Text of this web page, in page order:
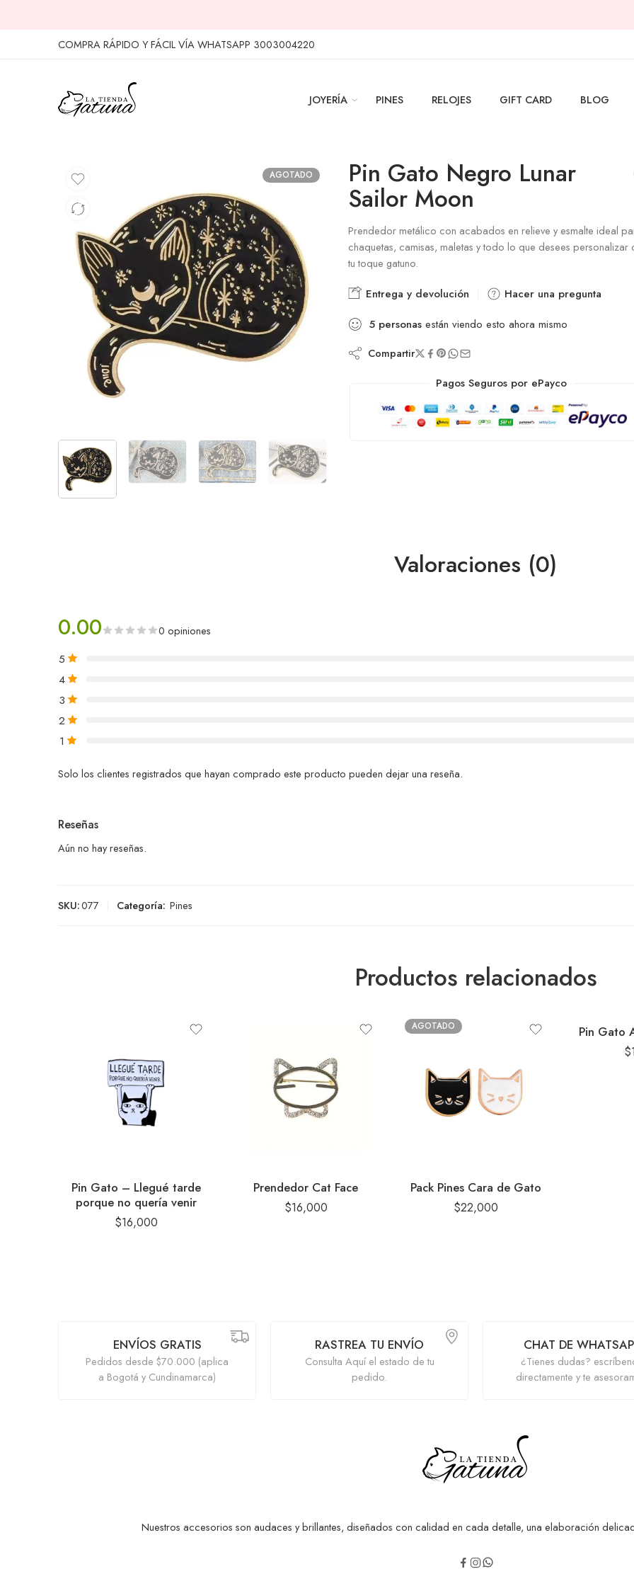
COMPRA RÁPIDO Y FÁCIL VÍA WHATSAPP 3003004220
JOYERÍA PINES RELOJES GIFT CARD BLOG
AGOTADO Pin Gato Negro Lunar
Sailor Moon
Prendedor metálico con acabados en relieve y esmalte ideal
chaquetas, camisas, maletas y todo lo que desees personalizar
tu toque gatuno.
Entrega y devolución
Hacer una pregunta
5 personas están viendo esto ahora mismo
Compartir
Pagos Seguros por ePayco
Valoraciones (0)
0.00 0 opiniones
5
4
3
2
1
Solo los clientes registrados que hayan comprado este producto pueden dejar una reseña.
Reseñas
Aún no hay reseñas.
SKU:077 Categoría: Pines
Productos relacionados
Pin Gato – Llegué tarde
porque no quería venir
$16,000
Prendedor Cat Face
$16,000
AGOTADO
Pack Pines Cara de Gato
$22,000
Pin Gato
$
ENVÍOS GRATIS
Pedidos desde $70.000 (aplica
a Bogotá y Cundinamarca)
RASTREA TU ENVÍO
Consulta Aquí el estado de tu
pedido.
CHAT DE
¿Tienes dudas?
directamente y te
Nuestros accesorios son audaces y brillantes, diseñados con calidad en cada detalle, una elaboración